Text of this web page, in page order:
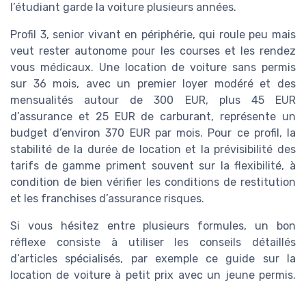
l’étudiant garde la voiture plusieurs années.
Profil 3, senior vivant en périphérie, qui roule peu mais
veut rester autonome pour les courses et les rendez
vous médicaux. Une location de voiture sans permis
sur 36 mois, avec un premier loyer modéré et des
mensualités autour de 300 EUR, plus 45 EUR
d’assurance et 25 EUR de carburant, représente un
budget d’environ 370 EUR par mois. Pour ce profil, la
stabilité de la durée de location et la prévisibilité des
tarifs de gamme priment souvent sur la flexibilité, à
condition de bien vérifier les conditions de restitution
et les franchises d’assurance risques.
Si vous hésitez entre plusieurs formules, un bon
réflexe consiste à utiliser les conseils détaillés
d’articles spécialisés, par exemple ce guide sur la
location de voiture à petit prix avec un jeune permis.